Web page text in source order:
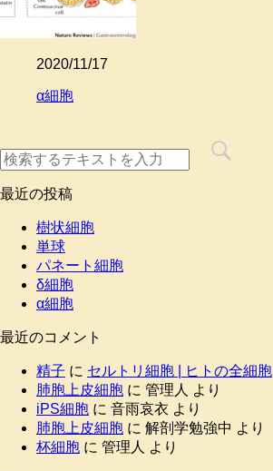
2020/11/17
α細胞
最近の投稿
樹状細胞
単球
パネート細胞
δ細胞
α細胞
最近のコメント
精子 に セルトリ細胞 | ヒトの全細胞
肺胞上皮細胞 に 管理人 より
iPS細胞 に 音雨哀衣 より
肺胞上皮細胞 に 解剖学勉強中 より
杯細胞 に 管理人 より